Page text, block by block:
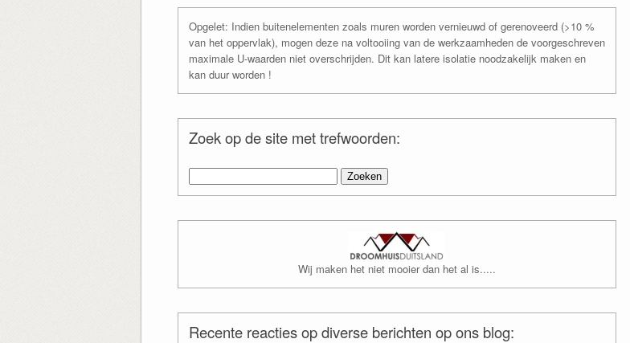
Opgelet: Indien buitenelementen zoals muren worden vernieuwd of gerenoveerd (>10 %
van het oppervlak), mogen deze na voltooiing van de werkzaamheden de voorgeschreven
maximale U-waarden niet overschrijden. Dit kan latere isolatie noodzakelijk maken en
kan duur worden !
Zoek op de site met trefwoorden:
Wij maken het niet mooier dan het al is.....
Recente reacties op diverse berichten op ons blog: